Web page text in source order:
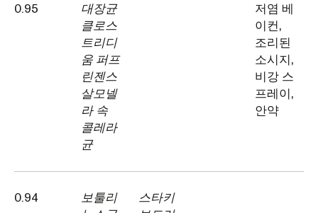
0.95
대장균
클로스
트리디
움 퍼프
린젠스
살모넬
라 속
콜레라
균
저염 베
이컨,
조리된
소시지,
비강 스
프레이,
안약
0.94
보툴리
스타키